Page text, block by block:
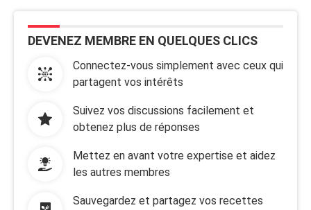
DEVENEZ MEMBRE EN QUELQUES CLICS
Connectez-vous simplement avec ceux qui
partagent vos intérêts
Suivez vos discussions facilement et
obtenez plus de réponses
Mettez en avant votre expertise et aidez
les autres membres
Sauvegardez et partagez vos recettes